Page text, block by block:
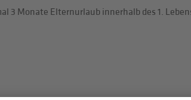
3 Monate Elternurlaub innerhalb des 1.